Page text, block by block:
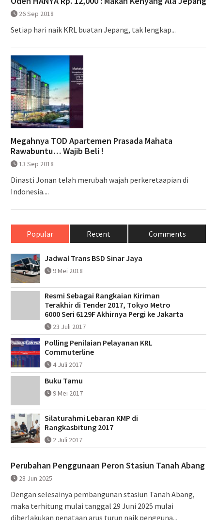
26 Sep 2018
Setiap hari naik KRL buatan Jepang, tak lengkap...
Megahnya TOD Apartemen Prasada Mahata
Rawabuntu… Wajib Beli !
13 Sep 2018
Dinasti Jonan telah merubah wajah perkeretaapian di
Indonesia....
Popular Recent Comments
Jadwal Trans BSD Sinar Jaya
9 Mei 2018
Resmi Sebagai Rangkaian Kiriman
Terakhir di Tender 2017, Tokyo Metro
6000 Seri 6129F Akhirnya Pergi ke Jakarta
23 Juli 2017
Polling Penilaian Pelayanan KRL
Commuterline
4 Juli 2017
Buku Tamu
9 Mei 2017
Silaturahmi Lebaran KMP di
Rangkasbitung 2017
2 Juli 2017
Perubahan Penggunaan Peron Stasiun Tanah Abang
28 Jun 2025
Dengan selesainya pembangunan stasiun Tanah Abang,
maka terhitung mulai tanggal 29 Juni 2025 mulai
diberlakukan penataan arus turun naik pengguna...